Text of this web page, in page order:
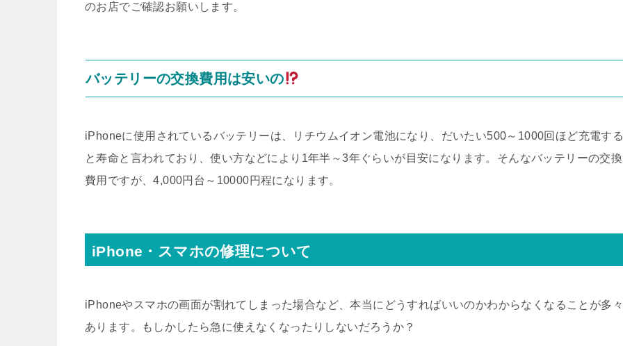
のお店でご確認お願いします。
バッテリーの交換費用は安いの
iPhoneに使用されているバッテリーは、リチウムイオン電池になり、だいたい500～1000回ほど充電する
と寿命と言われており、使い方などにより1年半～3年ぐらいが目安になります。そんなバッテリーの交換
費用ですが、4,000円台～10000円程になります。
iPhone・スマホの修理について
iPhoneやスマホの画面が割れてしまった場合など、本当にどうすればいいのかわからなくなることが多々
あります。もしかしたら急に使えなくなったりしないだろうか？